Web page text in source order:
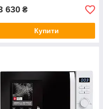
630 ₴
Купити